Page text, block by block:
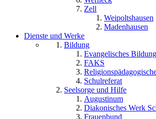
Zell
Weipoltshausen
Madenhausen
Dienste und Werke
Bildung
Evangelisches
FAKS
Schulreferat
Seelsorge und Hilfe
Augustinum
Diakonisches Werk
Frauenbund